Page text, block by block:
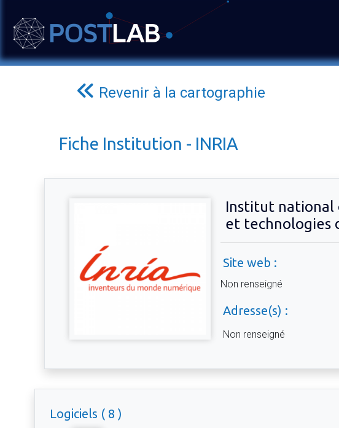
Revenir à la cartographie
Fiche Institution - INRIA
Institut national
et technologies
Site web :
Non renseigné
Adresse(s) :
Non renseigné
Logiciels ( 8 )